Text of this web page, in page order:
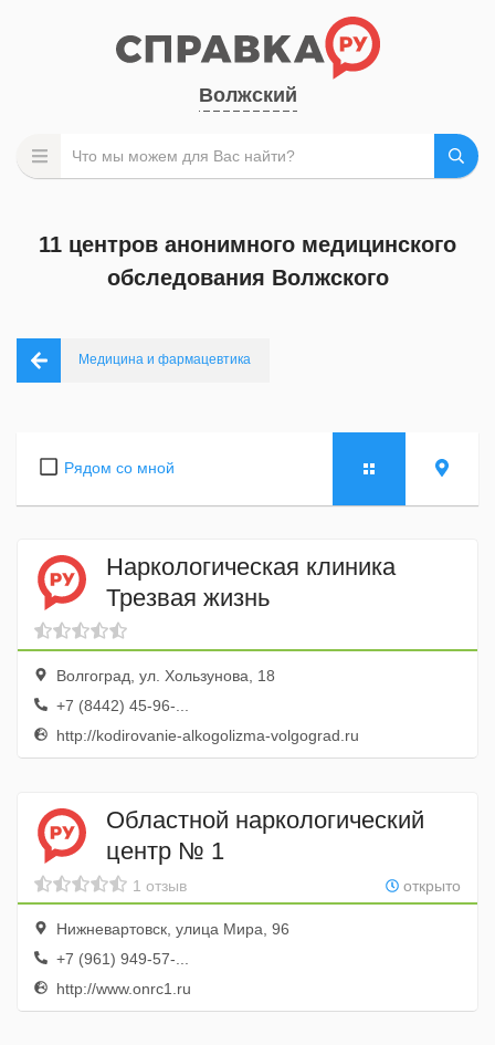
Волжский
11 центров анонимного медицинского
обследования Волжского
Медицина и фармацевтика
Рядом со мной
Наркологическая клиника
Трезвая жизнь
Волгоград, ул. Хользунова, 18
+7 (8442) 45-96-...
http://kodirovanie-alkogolizma-volgograd.ru
Областной наркологический
центр № 1
открыто
1 отзыв
Нижневартовск, улица Мира, 96
+7 (961) 949-57-...
http://www.onrc1.ru